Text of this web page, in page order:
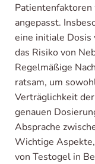
angepasst.
eine initiale Dosis
das Risiko von
Regelmäßige
ratsam, um
Verträglichkeit
genauen
Absprache
Wichtige
von Testogel in